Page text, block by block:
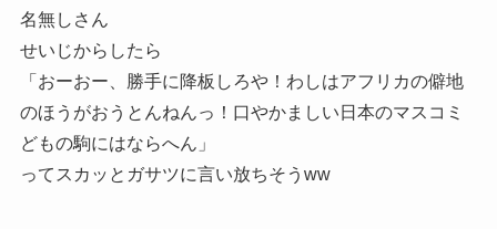
名無しさん
せいじからしたら
「おーおー、勝手に降板しろや！わしはアフリカの僻地
のほうがおうとんねんっ！口やかましい日本のマスコミ
どもの駒にはならへん」
ってスカッとガサツに言い放ちそうww